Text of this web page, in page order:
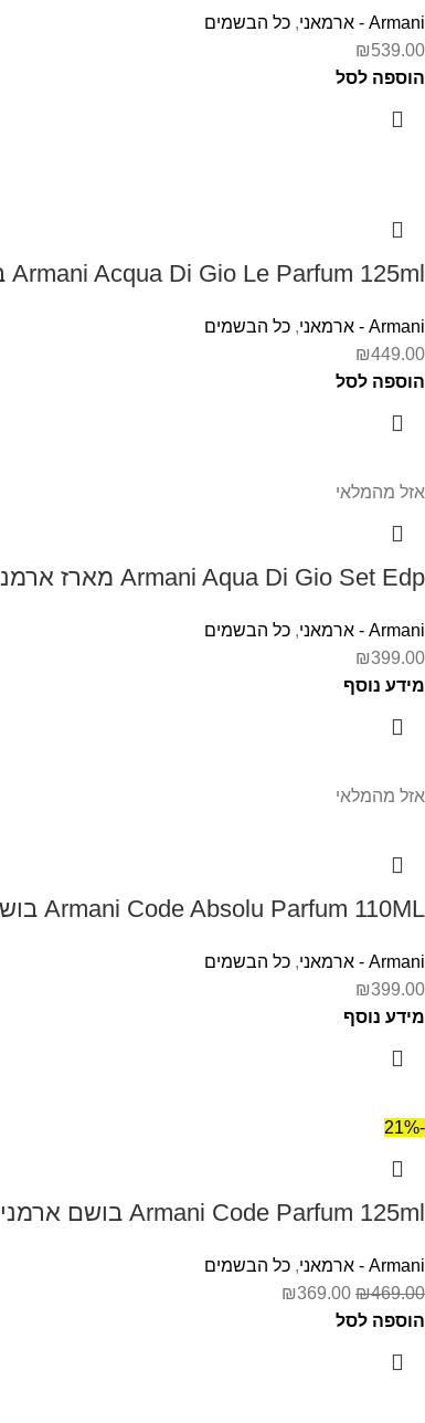
Armani - ארמאני , כל הבשמים
₪539.00
הוספה לסל
Armani Acqua Di Gio Le Parfum 125ml בושם ארמני לגבר אקווה דה ג'יו
Armani - ארמאני , כל הבשמים
₪449.00
הוספה לסל
אזל מהמלאי
Armani Aqua Di Gio Set Edp מארז ארמני אקווה די דיאו לגבר
Armani - ארמאני , כל הבשמים
₪399.00
מידע נוסף
אזל מהמלאי
Armani Code Absolu Parfum 110ML בושם ארמני קוד אבסולו לגבר
Armani - ארמאני , כל הבשמים
₪399.00
מידע נוסף
-21%
Armani Code Parfum 125ml בושם ארמני קוד לגבר
Armani - ארמאני , כל הבשמים
₪469.00
₪369.00
הוספה לסל